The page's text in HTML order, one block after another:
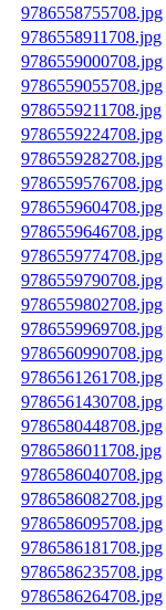
9786558755708.jpg
9786558911708.jpg
9786559000708.jpg
9786559055708.jpg
9786559211708.jpg
9786559224708.jpg
9786559282708.jpg
9786559576708.jpg
9786559604708.jpg
9786559646708.jpg
9786559774708.jpg
9786559790708.jpg
9786559802708.jpg
9786559969708.jpg
9786560990708.jpg
9786561261708.jpg
9786561430708.jpg
9786580448708.jpg
9786586011708.jpg
9786586040708.jpg
9786586082708.jpg
9786586095708.jpg
9786586181708.jpg
9786586235708.jpg
9786586264708.jpg